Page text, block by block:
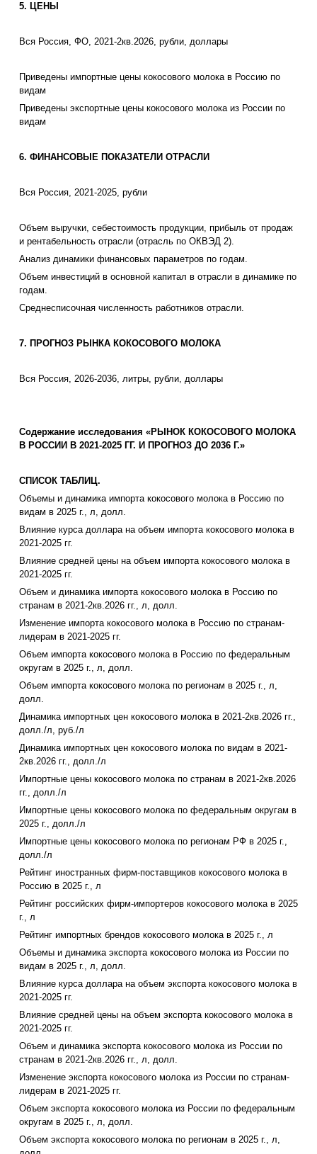
5. ЦЕНЫ
Вся Россия, ФО, 2021-2кв.2026, рубли, доллары
Приведены импортные цены кокосового молока в Россию по
видам
Приведены экспортные цены кокосового молока из России по
видам
6. ФИНАНСОВЫЕ ПОКАЗАТЕЛИ ОТРАСЛИ
Вся Россия, 2021-2025, рубли
Объем выручки, себестоимость продукции, прибыль от продаж
и рентабельность отрасли (отрасль по ОКВЭД 2).
Анализ динамики финансовых параметров по годам.
Объем инвестиций в основной капитал в отрасли в динамике по
годам.
Среднесписочная численность работников отрасли.
7. ПРОГНОЗ РЫНКА КОКОСОВОГО МОЛОКА
Вся Россия, 2026-2036, литры, рубли, доллары
Содержание исследования «РЫНОК КОКОСОВОГО МОЛОКА
В РОССИИ В 2021-2025 ГГ. И ПРОГНОЗ ДО 2036 Г.»
СПИСОК ТАБЛИЦ.
Объемы и динамика импорта кокосового молока в Россию по
видам в 2025 г., л, долл.
Влияние курса доллара на объем импорта кокосового молока в
2021-2025 гг.
Влияние средней цены на объем импорта кокосового молока в
2021-2025 гг.
Объем и динамика импорта кокосового молока в Россию по
странам в 2021-2кв.2026 гг., л, долл.
Изменение импорта кокосового молока в Россию по странам-
лидерам в 2021-2025 гг.
Объем импорта кокосового молока в Россию по федеральным
округам в 2025 г., л, долл.
Объем импорта кокосового молока по регионам в 2025 г., л,
долл.
Динамика импортных цен кокосового молока в 2021-2кв.2026 гг.,
долл./л, руб./л
Динамика импортных цен кокосового молока по видам в 2021-
2кв.2026 гг., долл./л
Импортные цены кокосового молока по странам в 2021-2кв.2026
гг., долл./л
Импортные цены кокосового молока по федеральным округам в
2025 г., долл./л
Импортные цены кокосового молока по регионам РФ в 2025 г.,
долл./л
Рейтинг иностранных фирм-поставщиков кокосового молока в
Россию в 2025 г., л
Рейтинг российских фирм-импортеров кокосового молока в 2025
г., л
Рейтинг импортных брендов кокосового молока в 2025 г., л
Объемы и динамика экспорта кокосового молока из России по
видам в 2025 г., л, долл.
Влияние курса доллара на объем экспорта кокосового молока в
2021-2025 гг.
Влияние средней цены на объем экспорта кокосового молока в
2021-2025 гг.
Объем и динамика экспорта кокосового молока из России по
странам в 2021-2кв.2026 гг., л, долл.
Изменение экспорта кокосового молока из России по странам-
лидерам в 2021-2025 гг.
Объем экспорта кокосового молока из России по федеральным
округам в 2025 г., л, долл.
Объем экспорта кокосового молока по регионам в 2025 г., л,